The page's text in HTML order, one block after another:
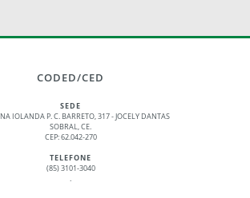
CODED/CED
SEDE
IOLANDA P. C. BARRETO, 317 - JOCELY DANTAS
SOBRAL, CE.
CEP: 62.042-270
TELEFONE
(85) 3101-3040
.